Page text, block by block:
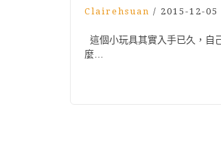
Clairehsuan / 2015-12-05
這個小玩具其實入手已久，自
麼…